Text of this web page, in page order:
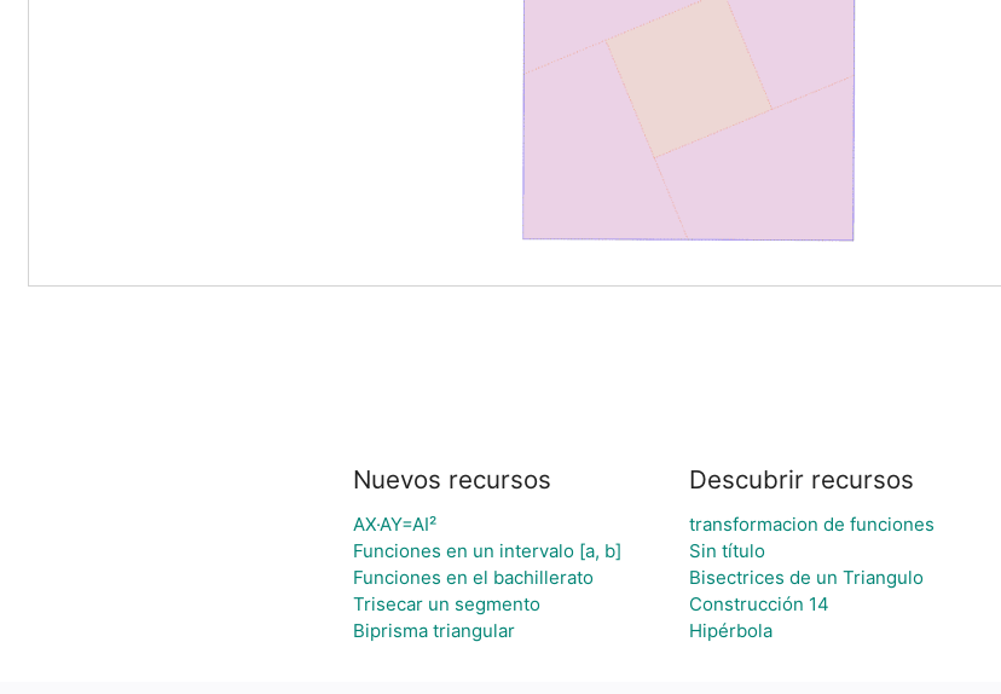
Nuevos recursos
AX·AY=AI²
Funciones en un intervalo [a, b]
Funciones en el bachillerato
Trisecar un segmento
Biprisma triangular
Descubrir recursos
transformacion de funciones
Sin título
Bisectrices de un Triangulo
Construcción 14
Hipérbola